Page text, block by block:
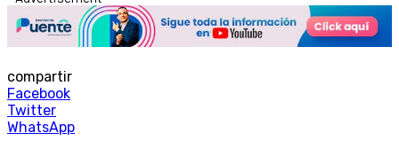
compartir
Facebook
Twitter
WhatsApp